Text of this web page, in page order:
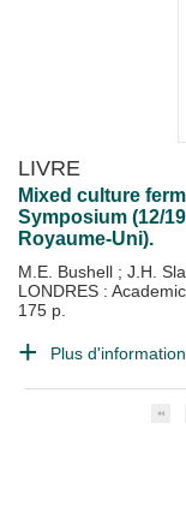
LIVRE
Mixed culture
Symposium (12/
Royaume-Uni).
M.E. Bushell ; J.H.
LONDRES :
175 p.
Plus